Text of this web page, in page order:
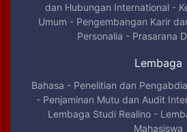
dan Hubungan International -
Umum - Pengembangan Karir
Personalia - Prasarana
Lembaga
Bahasa - Penelitian dan
- Penjaminan Mutu dan Audit
Lembaga Studi Realino -
Mahasiswa